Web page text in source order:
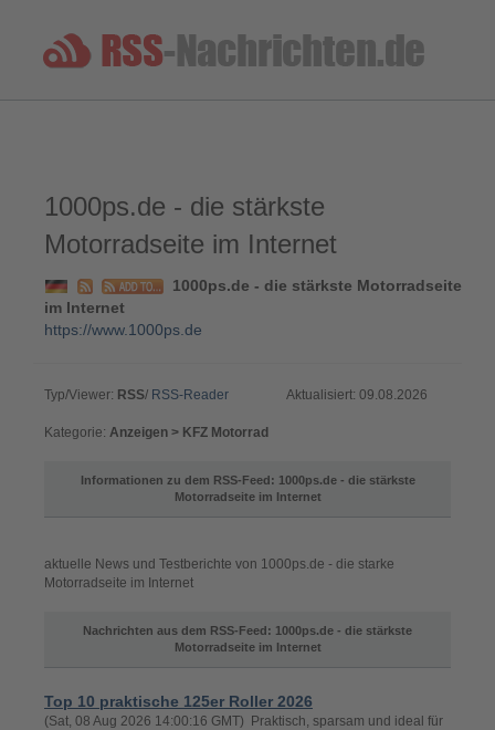
1000ps.de - die stärkste
Motorradseite im Internet
1000ps.de - die stärkste Motorradseite
im Internet
https://www.1000ps.de
Typ/Viewer: RSS/ RSS-Reader Aktualisiert: 09.08.2026
Kategorie: Anzeigen > KFZ Motorrad
Informationen zu dem RSS-Feed: 1000ps.de - die stärkste
Motorradseite im Internet
aktuelle News und Testberichte von 1000ps.de - die starke
Motorradseite im Internet
Nachrichten aus dem RSS-Feed: 1000ps.de - die stärkste
Motorradseite im Internet
Top 10 praktische 125er Roller 2026
(Sat, 08 Aug 2026 14:00:16 GMT) Praktisch, sparsam und ideal für